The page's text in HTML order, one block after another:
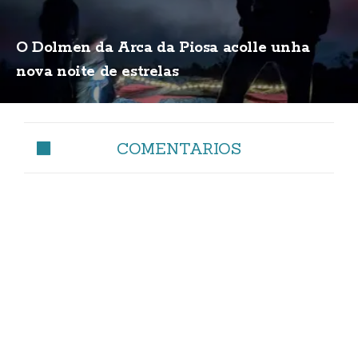
O Dolmen da Arca da Piosa acolle unha
nova noite de estrelas
COMENTARIOS